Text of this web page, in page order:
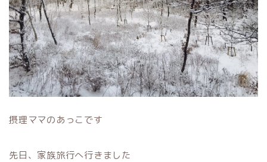
摂理ママのあっこです
先日、家族旅行へ行きました